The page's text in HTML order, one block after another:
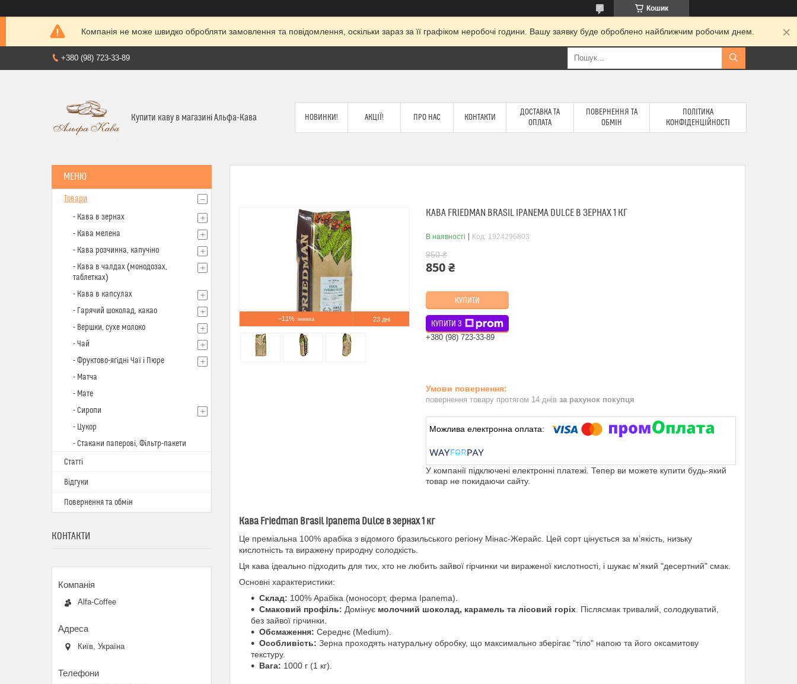
Кошик
Компанія не може швидко обробляти замовлення та повідомлення, оскільки зараз за її графіком неробочі години. Вашу заявку буде оброблено найближчим робочим днем.
+380 (98) 723-33-89
Купити каву в магазині Альфа-Кава НОВИНКИ! АКЦІЇ! ПРО НАС КОНТАКТИ
ДОСТАВКА ТА
ОПЛАТА
ПОВЕРНЕННЯ ТА
ОБМІН
ПОЛІТИКА
КОНФІДЕНЦІЙНОСТІ
–11% 23 дні
КАВА FRIEDMAN BRASIL IPANEMA DULCE В ЗЕРНАХ 1 КГ
В наявності Код: 1924296803
950 ₴
850 ₴
КУПИТИ
КУПИТИ З
+380 (98) 723-33-89
повернення товару протягом 14 днів за рахунок покупця
У компанії підключені електронні платежі. Тепер ви можете купити будь-який
товар не покидаючи сайту.
Кава Friedman Brasil Ipanema Dulce в зернах 1 кг
Це преміальна 100% арабіка з відомого бразильського регіону Мінас-Жерайс. Цей сорт цінується за м’якість, низьку
кислотність та виражену природну солодкість.
Ця кава ідеально підходить для тих, хто не любить зайвої гірчинки чи вираженої кислотності, і шукає м'який "десертний" смак.
Основні характеристики:
Склад: 100% Арабіка (моносорт, ферма Ipanema).
Смаковий профіль: Домінує молочний шоколад, карамель та лісовий горіх . Післясмак тривалий, солодкуватий,
без зайвої гірчинки.
Обсмаження: Середнє (Medium).
Особливість: Зерна проходять натуральну обробку, що максимально зберігає "тіло" напою та його оксамитову
текстуру.
Вага: 1000 г (1 кг).
Товари
- Кава в зернах
- Кава мелена
- Кава розчинна, капучіно
- Кава в чалдах (монодозах,
таблетках)
- Кава в капсулах
- Гарячий шоколад, какао
- Вершки, сухе молоко
- Чай
- Фруктово-ягідні Чаї і Пюре
- Матча
- Мате
- Сиропи
- Цукор
- Стакани паперові, Фільтр-пакети
Статті
Відгуки
Повернення та обмін
КОНТАКТИ
Alfa-Coffee
Київ, Україна